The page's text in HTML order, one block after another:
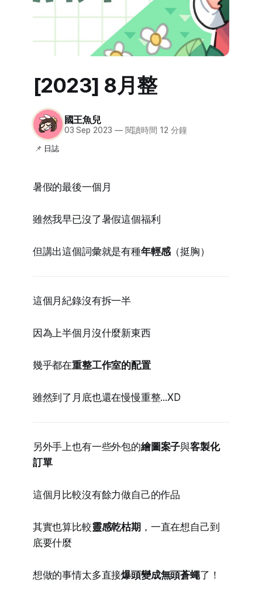
[2023] 8月整
國王魚兒
03 Sep 2023 —閱讀時間 12 分鐘
日誌
暑假的最後一個月
雖然我早已沒了暑假這個福利
但講出這個詞彙就是有種年輕感（挺胸）
這個月紀錄沒有拆一半
因為上半個月沒什麼新東西
幾乎都在重整工作室的配置
雖然到了月底也還在慢慢重整...XD
另外手上也有一些外包的繪圖案子與客製化
訂單
這個月比較沒有餘力做自己的作品
其實也算比較靈感乾枯期 ，一直在想自己到
底要什麼
想做的事情太多直接爆頭變成無頭蒼蠅了！